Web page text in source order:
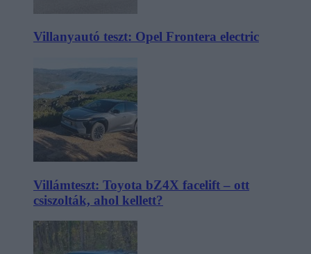
Villanyautó teszt: Opel Frontera electric
Villámteszt: Toyota bZ4X facelift – ott
csiszolták, ahol kellett?